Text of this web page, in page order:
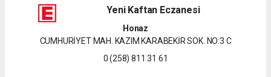
Yeni Kaftan Eczanesi
Honaz
CUMHURİYET MAH. KAZIM KARABEKİR SOK. NO:3 C
0 (258) 811 31 61